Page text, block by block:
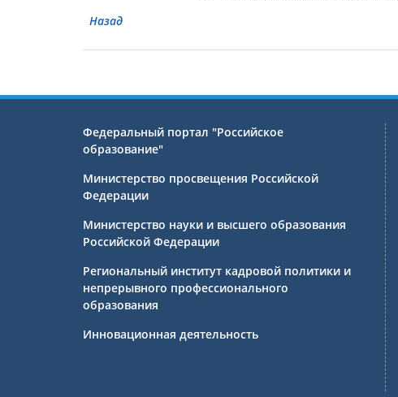
Назад
Федеральный портал "Российское
образование"
Министерство просвещения Российской
Федерации
Министерство науки и высшего образования
Российской Федерации
Региональный институт кадровой политики и
непрерывного профессионального
образования
Инновационная деятельность